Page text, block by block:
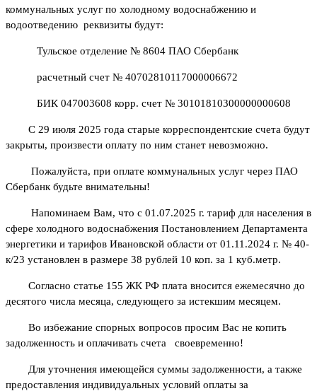
коммунальных услуг по холодному водоснабжению и
водоотведению реквизиты будут:
Тульское отделение № 8604 ПАО Сбербанк
расчетный счет № 40702810117000006672
БИК 047003608 корр. счет № 30101810300000000608
С 29 июля 2025 года старые корреспондентские счета будут
закрыты, произвести оплату по ним станет невозможно.
Пожалуйста, при оплате коммунальных услуг через ПАО
Сбербанк будьте внимательны!
Напоминаем Вам, что с 01.07.2025 г. тариф для населения в
сфере холодного водоснабжения Постановлением Департамента
энергетики и тарифов Ивановской области от 01.11.2024 г. № 40-
к/23 установлен в размере 38 рублей 10 коп. за 1 куб.метр.
Согласно статье 155 ЖК РФ плата вносится ежемесячно до
десятого числа месяца, следующего за истекшим месяцем.
Во избежание спорных вопросов просим Вас не копить
задолженность и оплачивать счета своевременно!
Для уточнения имеющейся суммы задолженности, а также
предоставления индивидуальных условий оплаты за